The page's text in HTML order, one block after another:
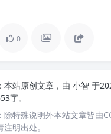
0
本站原创文章，由 小智 于
字。
除特殊说明外本站文章皆由
明出处。